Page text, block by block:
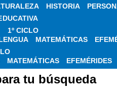
HISTORIA
1º CICLO
MATEMÁTICAS
MATEMÁTICAS EFEMÉRIDES
tu búsqueda